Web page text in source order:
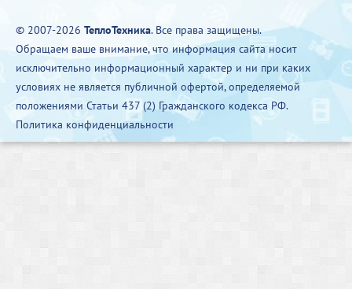
© 2007-2026 ТеплоТехника. Все права защищены.
Обращаем ваше внимание, что информация сайта носит
исключительно информационный характер и ни при каких
условиях не является публичной офертой, определяемой
положениями Статьи 437 (2) Гражданского кодекса РФ.
Политика конфиденциальности